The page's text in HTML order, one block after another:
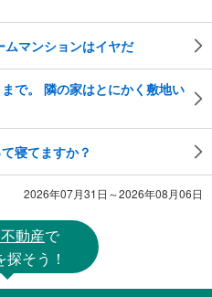
マンションはイヤだ
で。 隣の家はとにかく敷地い
寝てますか？
2026年07月31日～2026年08月06日
動産で
そう！